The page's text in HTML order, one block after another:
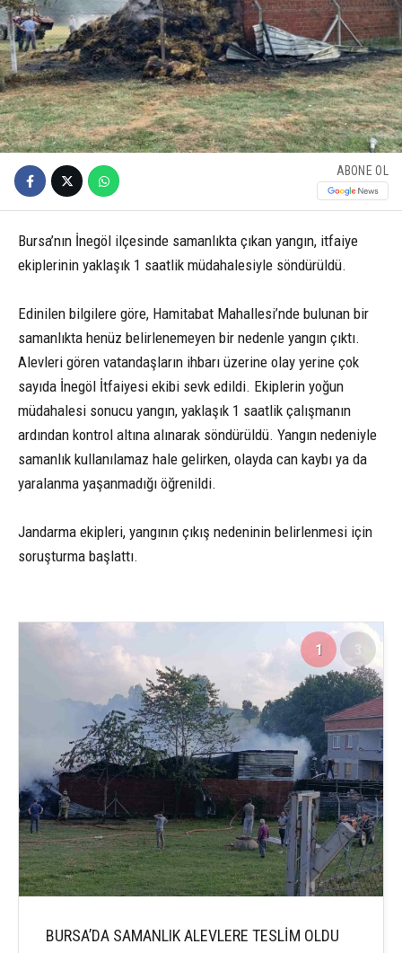
ABONE OL
Bursa’nın İnegöl ilçesinde samanlıkta çıkan yangın, itfaiye
ekiplerinin yaklaşık 1 saatlik müdahalesiyle söndürüldü.
Edinilen bilgilere göre, Hamitabat Mahallesi’nde bulunan bir
samanlıkta henüz belirlenemeyen bir nedenle yangın çıktı.
Alevleri gören vatandaşların ihbarı üzerine olay yerine çok
sayıda İnegöl İtfaiyesi ekibi sevk edildi. Ekiplerin yoğun
müdahalesi sonucu yangın, yaklaşık 1 saatlik çalışmanın
ardından kontrol altına alınarak söndürüldü. Yangın nedeniyle
samanlık kullanılamaz hale gelirken, olayda can kaybı ya da
yaralanma yaşanmadığı öğrenildi.
Jandarma ekipleri, yangının çıkış nedeninin belirlenmesi için
soruşturma başlattı.
1
BURSA’DA SAMANLIK ALEVLERE TESLİM OLDU